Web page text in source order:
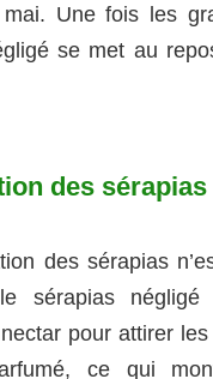
Une fois les
se met au
des sérapias
des sérapias
sérapias négligé
pour attirer
ce qui